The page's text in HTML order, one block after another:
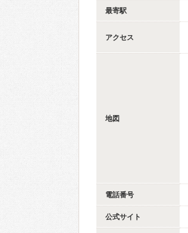
最寄駅
アクセス
地図
電話番号
公式サイト